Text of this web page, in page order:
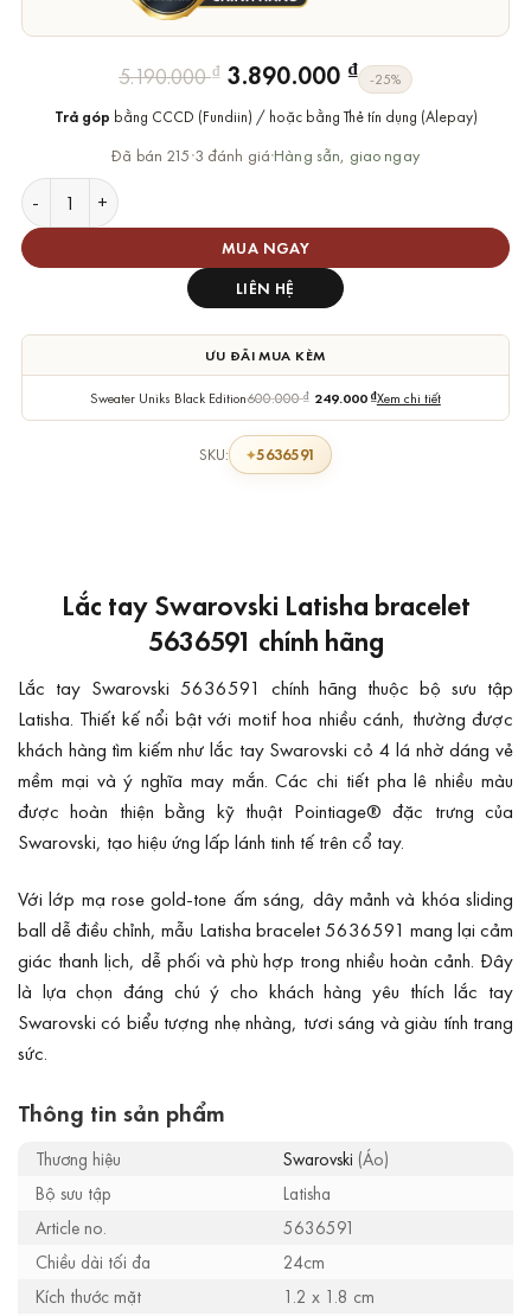
5.190.000₫ Giá
gốc
là:
5.190.000 ₫.
3.890.000 ₫
Giá
hiện
tại
là:
-25%
Trả góp bằng CCCD (Fundiin) / hoặc bằng Thẻ tín dụng (Alepay)
Đã bán 215·3 đánh giá·Hàng sẵn, giao ngay
Lắc tay Swarovski Latisha bracelet chính hãng số lượng
MUA NGAY
LIÊN HỆ
ƯU ĐÃI MUA KÈM
Sweater Uniks Black Edition600.000₫ 249.000 ₫Xem chi tiết
SKU: 5636591
Lắc tay Swarovski Latisha bracelet
5636591 chính hãng
Lắc tay Swarovski 5636591 chính hãng thuộc bộ sưu tập
Latisha. Thiết kế nổi bật với motif hoa nhiều cánh, thường được
khách hàng tìm kiếm như lắc tay Swarovski cỏ 4 lá nhờ dáng vẻ
mềm mại và ý nghĩa may mắn. Các chi tiết pha lê nhiều màu
được hoàn thiện bằng kỹ thuật Pointiage® đặc trưng của
Swarovski, tạo hiệu ứng lấp lánh tinh tế trên cổ tay.
Với lớp mạ rose gold-tone ấm sáng, dây mảnh và khóa sliding
ball dễ điều chỉnh, mẫu Latisha bracelet 5636591 mang lại cảm
giác thanh lịch, dễ phối và phù hợp trong nhiều hoàn cảnh. Đây
là lựa chọn đáng chú ý cho khách hàng yêu thích lắc tay
Swarovski có biểu tượng nhẹ nhàng, tươi sáng và giàu tính trang
sức.
Thông tin sản phẩm
Thương hiệu Swarovski (Áo)
Bộ sưu tập
Latisha
Article no.
5636591
Chiều dài tối đa
24cm
Kích thước mặt
1.2 x 1.8 cm